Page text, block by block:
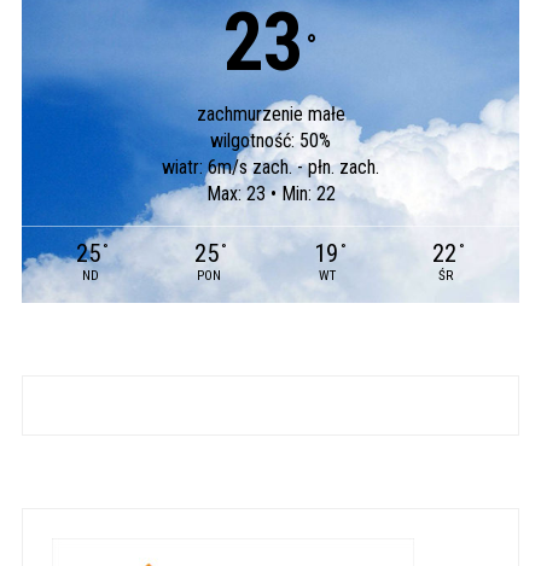
23 °
zachmurzenie małe
wilgotność: 50%
wiatr: 6m/s zach. - płn. zach.
Max: 23 • Min: 22
25 °
ND
25 °
PON
19 °
WT
22 °
ŚR